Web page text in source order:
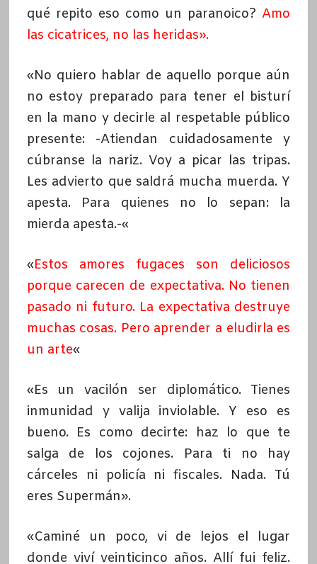
qué repito eso como un paranoico?Amo
las cicatrices, no las heridas».
«No quiero hablar de aquello porque aún
no estoy preparado para tener el bisturí
en la mano y decirle al respetable público
presente: -Atiendan cuidadosamente y
cúbranse la nariz. Voy a picar las tripas.
Les advierto que saldrá mucha muerda. Y
apesta. Para quienes no lo sepan: la
mierda apesta.-«
«Estos amores fugaces son deliciosos
porque carecen de expectativa. No tienen
pasado ni futuro. La expectativa destruye
muchas cosas. Pero aprender a eludirla es
un arte«
«Es un vacilón ser diplomático. Tienes
inmunidad y valija inviolable. Y eso es
bueno. Es como decirte: haz lo que te
salga de los cojones. Para ti no hay
cárceles ni policía ni fiscales. Nada. Tú
eres Supermán».
«Caminé un poco, vi de lejos el lugar
donde viví veinticinco años. Allí fui feliz.